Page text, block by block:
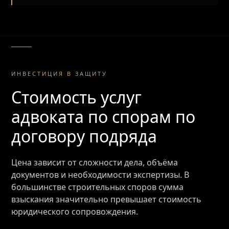
ИНВЕСТИЦИЯ В ЗАЩИТУ
Стоимость услуг
адвоката по спорам по
договору подряда
Цена зависит от сложности дела, объёма
документов и необходимости экспертизы. В
большинстве строительных споров сумма
взыскания значительно превышает стоимость
юридического сопровождения.